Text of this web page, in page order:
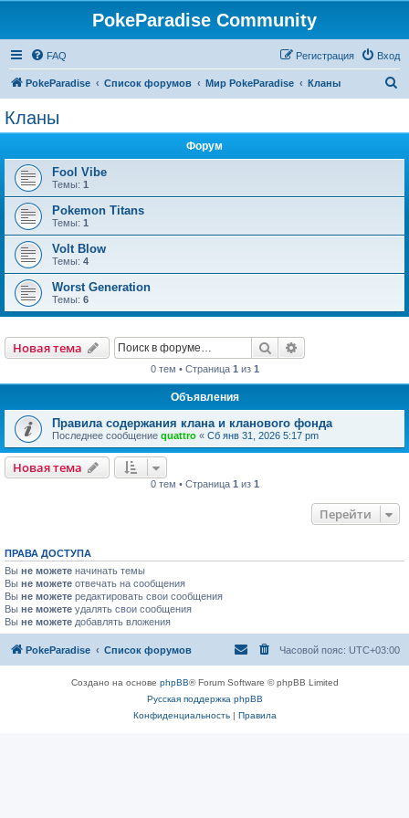
PokeParadise Community
FAQ Вход
Регистрация
PokeParadise Список форумов Мир PokeParadise Кланы
Кланы
Форум
Fool Vibe
Темы: 1
Pokemon Titans
Темы: 1
Volt Blow
Темы: 4
Worst Generation
Темы: 6
Новая тема Поиск
0 тем • Страница 1 из 1
Объявления
Правила содержания клана и кланового фонда
Последнее сообщение quattro « Сб янв 31, 2026 5:17 pm
Новая тема
0 тем • Страница 1 из 1
Перейти
ПРАВА ДОСТУПА
Вы не можете начинать темы
Вы не можете отвечать на сообщения
Вы не можете редактировать свои сообщения
Вы не можете удалять свои сообщения
Вы не можете добавлять вложения
PokeParadise Список форумов Часовой пояс: UTC+03:00
Создано на основе phpBB® Forum Software © phpBB Limited
Русская поддержка phpBB
Конфиденциальность| Правила